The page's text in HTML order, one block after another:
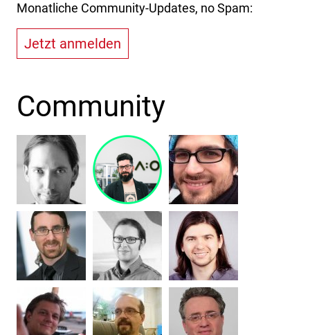
Monatliche Community-Updates, no Spam:
Jetzt anmelden
Community